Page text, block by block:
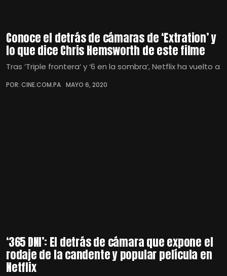
Conoce el detrás de cámaras de ‘Extration’ y
lo que dice Chris Hemsworth de este filme
Tras ‘Triple frontera‘ y ‘6 en la sombra‘, Netflix ha vuelto a
POR: CINE.COM.PA MAYO 6, 2020
‘365 DNI’: El detrás de cámara que expone el
rodaje de la candente y popular película en
Netflix